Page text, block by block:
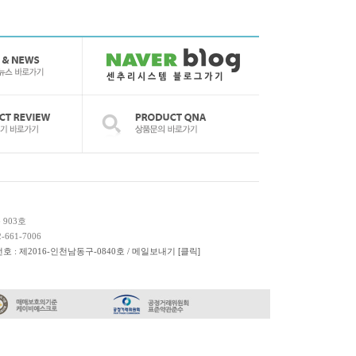
903호
661-7006
: 제2016-인천남동구-0840호 / 메일보내기 [클릭]